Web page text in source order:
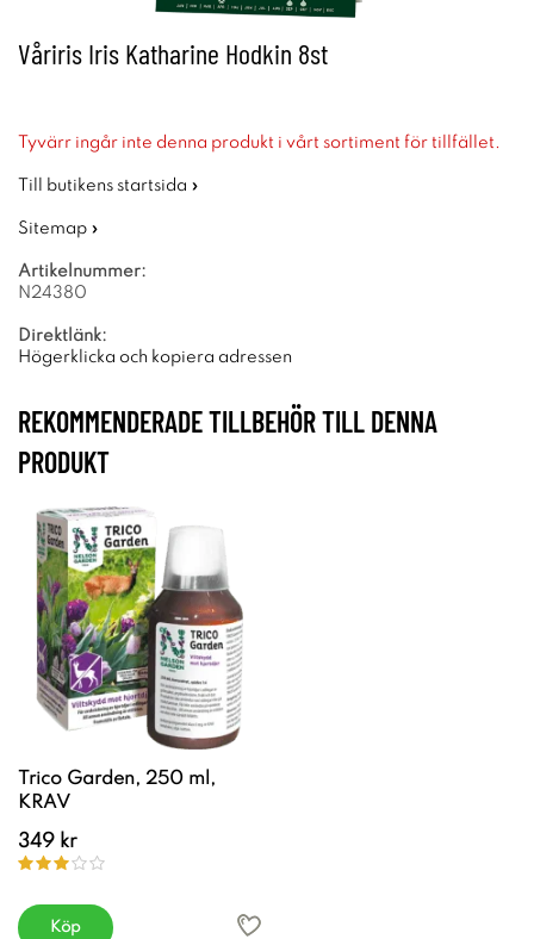
Våriris Iris Katharine Hodkin 8st
Tyvärr ingår inte denna produkt i vårt sortiment för tillfället.
Till butikens startsida »
Sitemap »
Artikelnummer:
N24380
Direktlänk:
Högerklicka och kopiera adressen
REKOMMENDERADE TILLBEHÖR TILL DENNA
PRODUKT
Trico Garden, 250 ml,
KRAV
349 kr
Köp